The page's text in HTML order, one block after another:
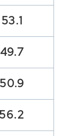
53.1
49.7
50.9
56.2